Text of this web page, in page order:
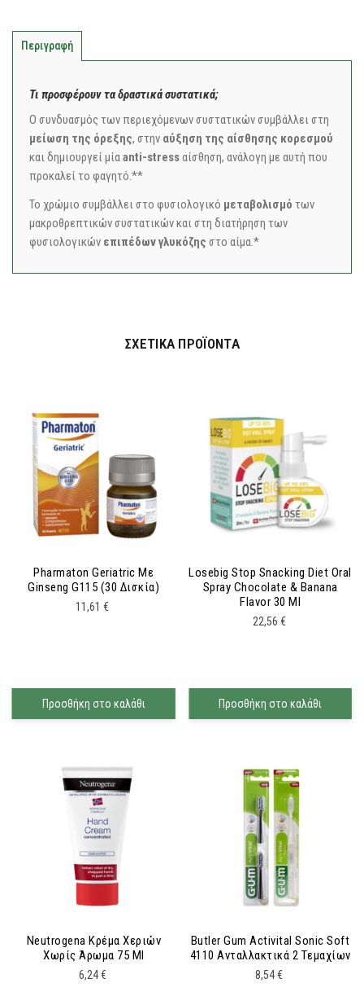
Περιγραφή
Τι προσφέρουν τα δραστικά συστατικά;
Ο συνδυασμός των περιεχόμενων συστατικών συμβάλλει στη
μείωση της όρεξης, στην αύξηση της αίσθησης κορεσμού
και δημιουργεί μίαanti-stressαίσθηση, ανάλογη με αυτή που
προκαλεί το φαγητό.**
Το χρώμιο συμβάλλει στο φυσιολογικό μεταβολισμό των
μακροθρεπτικών συστατικών και στη διατήρηση των
φυσιολογικών επιπέδων γλυκόζης στο αίμα.*
ΣΧΕΤΙΚΆ ΠΡΟΪΌΝΤΑ
Pharmaton Geriatric Με
Ginseng G115 (30 Δισκία)
11,61€
Προσθήκη στο καλάθι
Losebig Stop Snacking Diet Oral
Spray Chocolate & Banana
Flavor 30 Ml
22,56 €
Προσθήκη στο καλάθι
Neutrogena Κρέμα Χεριών
Χωρίς Άρωμα 75 Ml
6,24€
Butler Gum Activital Sonic Soft
4110 Ανταλλακτικά 2 Tεμαχίων
8,54€